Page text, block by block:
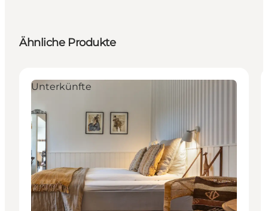
Ähnliche Produkte
Unterkünfte